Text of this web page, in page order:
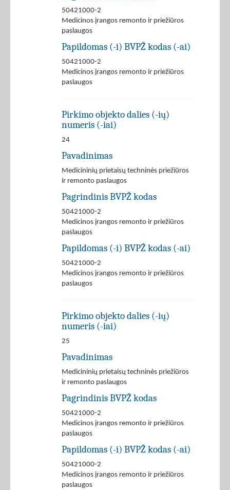
50421000-2
Medicinos įrangos remonto ir priežiūros
paslaugos
Papildomas (-i) BVPŽ kodas (-ai)
50421000-2
Medicinos įrangos remonto ir priežiūros
paslaugos
Pirkimo objekto dalies (-ių)
numeris (-iai)
24
Pavadinimas
Medicininių prietaisų techninės priežiūros
ir remonto paslaugos
Pagrindinis BVPŽ kodas
50421000-2
Medicinos įrangos remonto ir priežiūros
paslaugos
Papildomas (-i) BVPŽ kodas (-ai)
50421000-2
Medicinos įrangos remonto ir priežiūros
paslaugos
Pirkimo objekto dalies (-ių)
numeris (-iai)
25
Pavadinimas
Medicininių prietaisų techninės priežiūros
ir remonto paslaugos
Pagrindinis BVPŽ kodas
50421000-2
Medicinos įrangos remonto ir priežiūros
paslaugos
Papildomas (-i) BVPŽ kodas (-ai)
50421000-2
Medicinos įrangos remonto ir priežiūros
paslaugos